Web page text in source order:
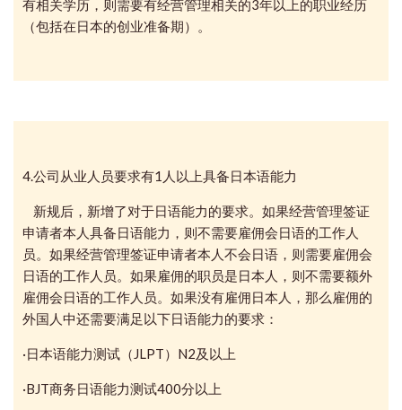
有相关学历，则需要有经营管理相关的3年以上的职业经历
（包括在日本的创业准备期）。
4.公司从业人员要求有1人以上具备日本语能力
新规后，新增了对于日语能力的要求。如果经营管理签证
申请者本人具备日语能力，则不需要雇佣会日语的工作人
员。如果经营管理签证申请者本人不会日语，则需要雇佣会
日语的工作人员。如果雇佣的职员是日本人，则不需要额外
雇佣会日语的工作人员。如果没有雇佣日本人，那么雇佣的
外国人中还需要满足以下日语能力的要求：
·日本语能力测试（JLPT）N2及以上
·BJT商务日语能力测试400分以上